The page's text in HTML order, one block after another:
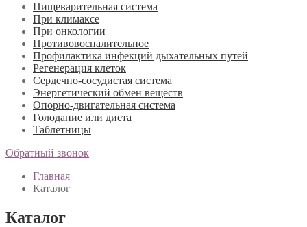
Пищеварительная система
При климаксе
При онкологии
Противовоспалительное
Профилактика инфекций дыхательных путей
Регенерация клеток
Сердечно-сосудистая система
Энергетический обмен веществ
Опорно-двигательная система
Голодание или диета
Таблетницы
Обратный звонок
Главная
Каталог
Каталог